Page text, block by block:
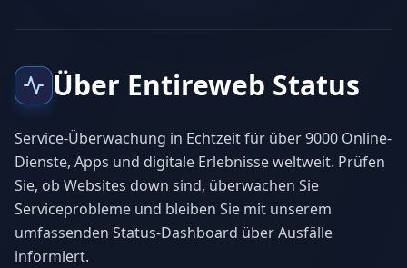
Über Entireweb Status
Service-Überwachung in Echtzeit für über 9000 Online-
Dienste, Apps und digitale Erlebnisse weltweit. Prüfen
Sie, ob Websites down sind, überwachen Sie
Serviceprobleme und bleiben Sie mit unserem
umfassenden Status-Dashboard über Ausfälle
informiert.